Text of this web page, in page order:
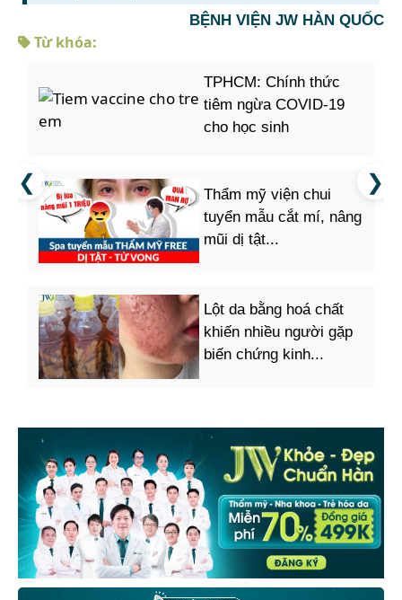
BỆNH VIỆN JW HÀN QUỐC
Từ khóa:
TPHCM: Chính thức
tiêm ngừa COVID-19
cho học sinh
Thẩm mỹ viện chui
tuyển mẫu cắt mí, nâng
mũi dị tật...
Lột da bằng hoá chất
khiến nhiều người gặp
biến chứng kinh...